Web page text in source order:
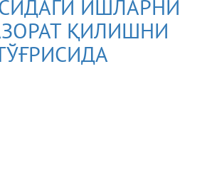
ИШЛАРНИ
ҚИЛИШНИ